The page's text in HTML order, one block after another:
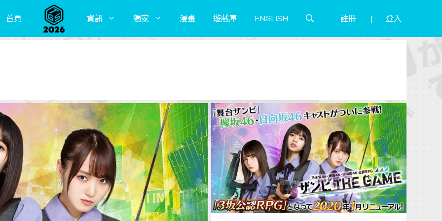
首頁 資訊 獨家 漫畫 遊戲庫 ENGLISH 註冊 登入